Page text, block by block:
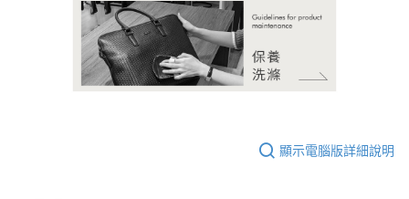
顯示電腦版詳細說明